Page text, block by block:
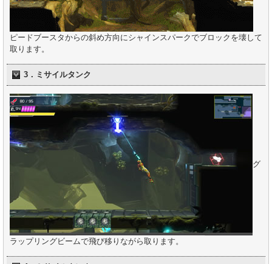
ピードブースタからの斜め方向にシャインスパークでブロックを壊して
取ります。
3．ミサイルタンク
グ
ラップリングビームで飛び移りながら取ります。